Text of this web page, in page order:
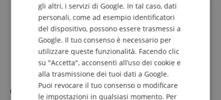
Ortega TourPlayer Deluxe Abete Naturale
gli altri, i servizi di Google. In tal caso, dati
personali, come ad esempio identificatori
del dispositivo, possono essere trasmessi a
Google. Il tuo consenso è necessario per
utilizzare queste funzionalità. Facendo clic
su "Accetta", acconsenti all’uso dei cookie e
alla trasmissione dei tuoi dati a Google.
Puoi revocare il tuo consenso o modificare
le impostazioni in qualsiasi momento. Per